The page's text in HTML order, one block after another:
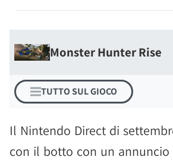
Monster Hunter Rise
TUTTO SUL GIOCO
Il Nintendo Direct di
con il botto con un annuncio